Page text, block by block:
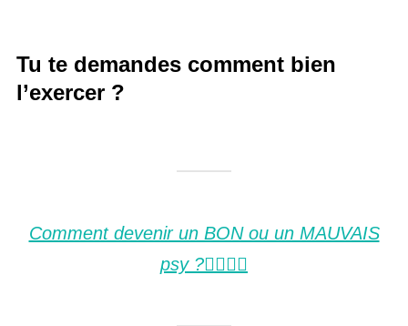
Tu te demandes comment bien
l’exercer ?
Comment devenir un BON ou un MAUVAIS
psy ?🤷‍♂️👩‍⚕️